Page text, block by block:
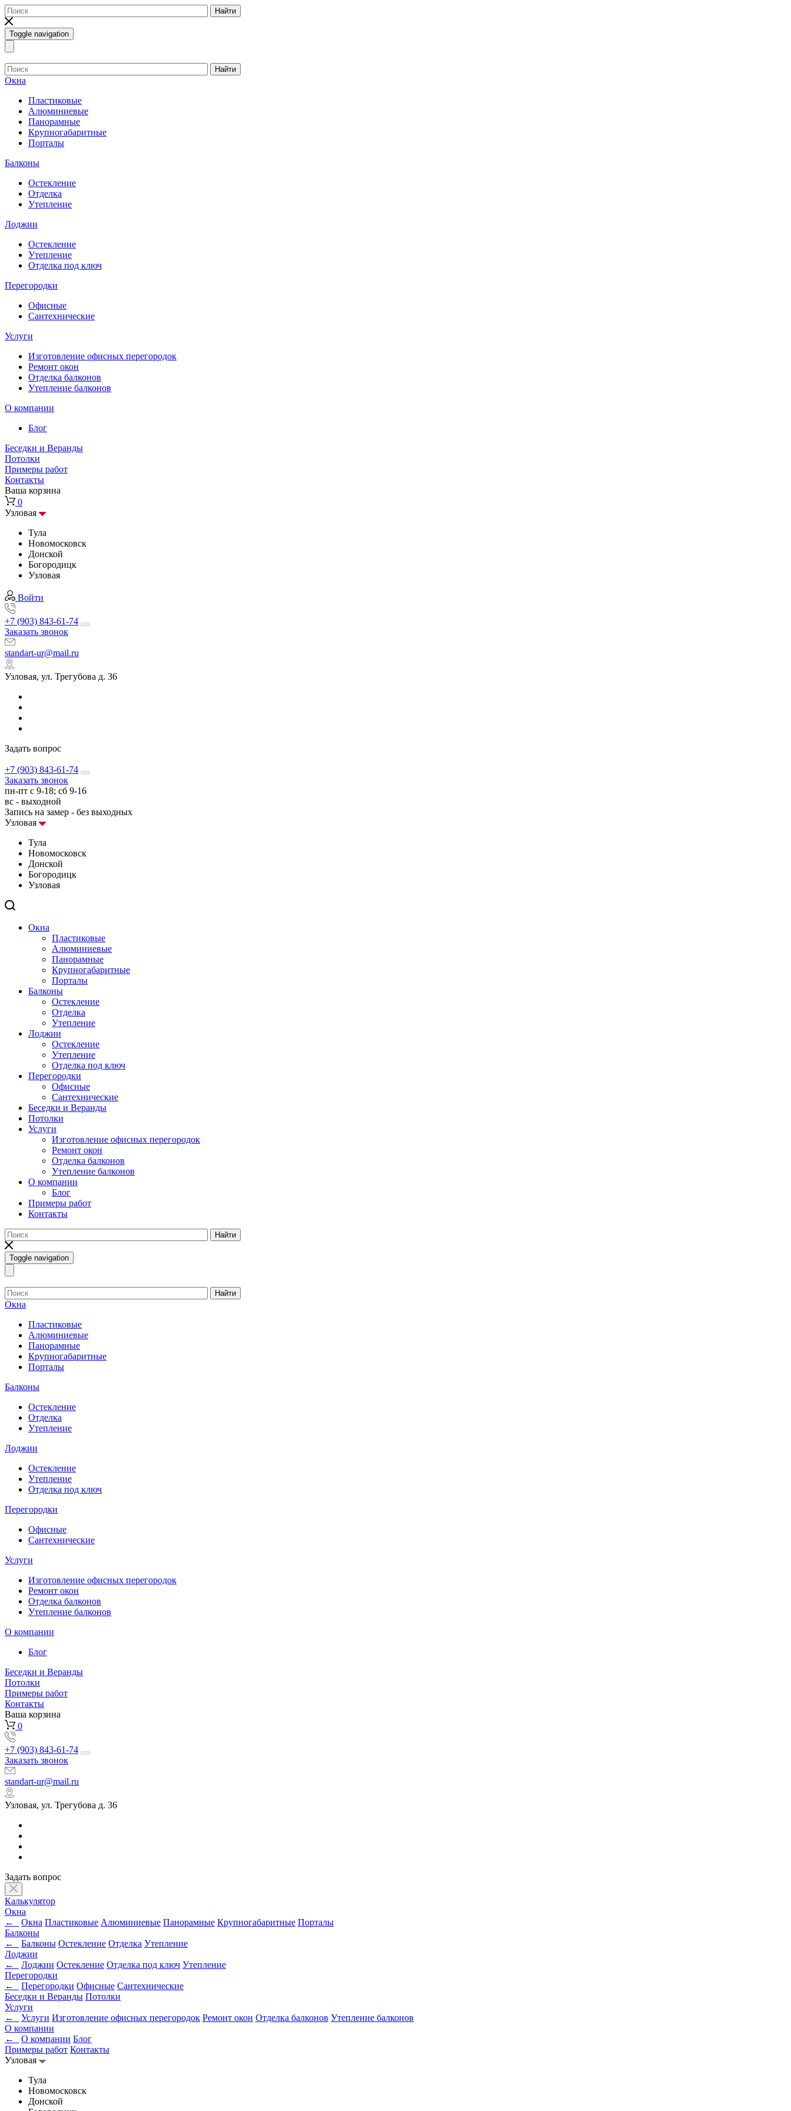
Найти
Toggle navigation
Найти
Окна
Пластиковые
Алюминиевые
Панорамные
Крупногабаритные
Порталы
Балконы
Остекление
Отделка
Утепление
Лоджии
Остекление
Утепление
Отделка под ключ
Перегородки
Офисные
Сантехнические
Услуги
Изготовление офисных перегородок
Ремонт окон
Отделка балконов
Утепление балконов
О компании
Блог
Беседки и Веранды
Потолки
Примеры работ
Контакты
Ваша корзина
0
Узловая
Тула
Новомосковск
Донской
Богородицк
Узловая
Войти
+7 (903) 843-61-74
Заказать звонок
standart-ur@mail.ru
Узловая, ул. Трегубова д. 36
Задать вопрос
+7 (903) 843-61-74
Заказать звонок
пн-пт с 9-18; сб 9-16
вс - выходной
Запись на замер - без выходных
Узловая
Тула
Новомосковск
Донской
Богородицк
Узловая
Окна
Пластиковые
Алюминиевые
Панорамные
Крупногабаритные
Порталы
Балконы
Остекление
Отделка
Утепление
Лоджии
Остекление
Утепление
Отделка под ключ
Перегородки
Офисные
Сантехнические
Беседки и Веранды
Потолки
Услуги
Изготовление офисных перегородок
Ремонт окон
Отделка балконов
Утепление балконов
О компании
Блог
Примеры работ
Контакты
Найти
Toggle navigation
Найти
Окна
Пластиковые
Алюминиевые
Панорамные
Крупногабаритные
Порталы
Балконы
Остекление
Отделка
Утепление
Лоджии
Остекление
Утепление
Отделка под ключ
Перегородки
Офисные
Сантехнические
Услуги
Изготовление офисных перегородок
Ремонт окон
Отделка балконов
Утепление балконов
О компании
Блог
Беседки и Веранды
Потолки
Примеры работ
Контакты
Ваша корзина
0
+7 (903) 843-61-74
Заказать звонок
standart-ur@mail.ru
Узловая, ул. Трегубова д. 36
Задать вопрос
Калькулятор
Окна
←
Окна Пластиковые Алюминиевые Панорамные Крупногабаритные Порталы
Балконы
←
Балконы Остекление Отделка Утепление
Лоджии
←
Лоджии Остекление Отделка под ключ Утепление
Перегородки
←
Перегородки Офисные Сантехнические
Беседки и Веранды Потолки
Услуги
←
Услуги Изготовление офисных перегородок Ремонт окон Отделка балконов Утепление балконов
О компании
←
О компании Блог
Примеры работ Контакты
Узловая
Тула
Новомосковск
Донской